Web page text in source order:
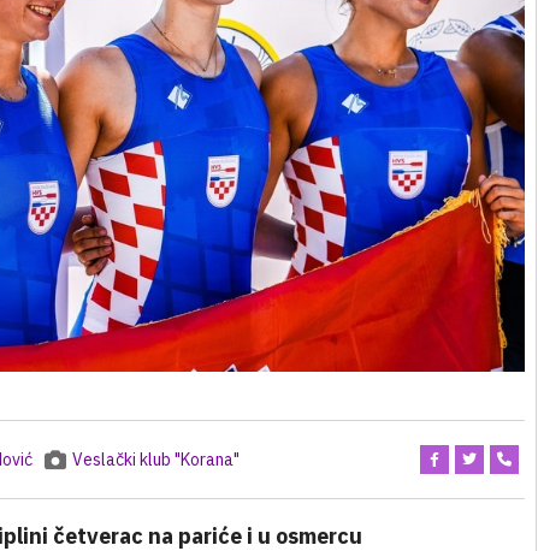
Veslački klub "Korana"
četverac na pariće i u osmercu